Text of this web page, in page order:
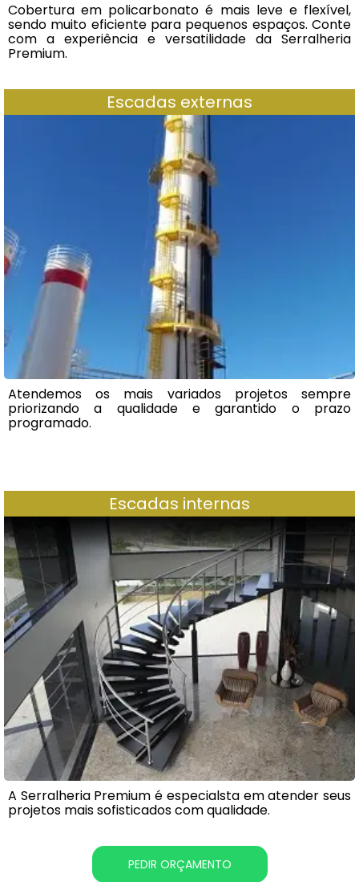
Cobertura em policarbonato é mais leve e flexível,
sendo muito eficiente para pequenos espaços. Conte
com a experiência e versatilidade da Serralheria
Premium.
Escadas externas
Atendemos os mais variados projetos sempre
priorizando a qualidade e garantido o prazo
programado.
Escadas internas
A Serralheria Premium é especialsta em atender seus
projetos mais sofisticados com qualidade.
PEDIR ORÇAMENTO